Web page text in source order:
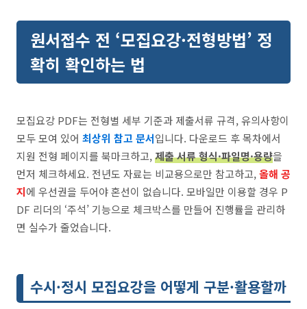
원서접수 전 ‘모집요강·전형방법’ 정
확히 확인하는 법
모집요강 PDF는 전형별 세부 기준과 제출서류 규격, 유의사항이
모두 모여 있어 최상위 참고 문서입니다. 다운로드 후 목차에서
지원 전형 페이지를 북마크하고,제출 서류 형식·파일명·용량을
먼저 체크하세요. 전년도 자료는 비교용으로만 참고하고,올해 공
지에 우선권을 두어야 혼선이 없습니다. 모바일만 이용할 경우 P
DF 리더의 ‘주석’ 기능으로 체크박스를 만들어 진행률을 관리하
면 실수가 줄었습니다.
수시·정시 모집요강을 어떻게 구분·활용할까